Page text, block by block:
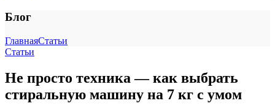
Блог
ГлавнаяСтатьи
Статьи
Не просто техника — как выбрать
стиральную машину на 7 кг с умом